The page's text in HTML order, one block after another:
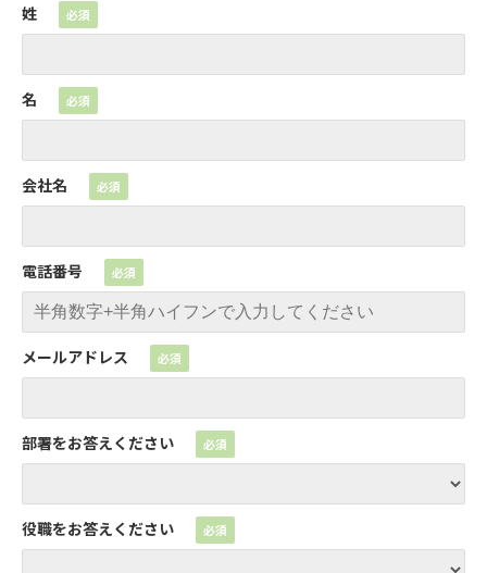
姓
名
会社名
電話番号
メールアドレス
部署をお答えください
役職をお答えください